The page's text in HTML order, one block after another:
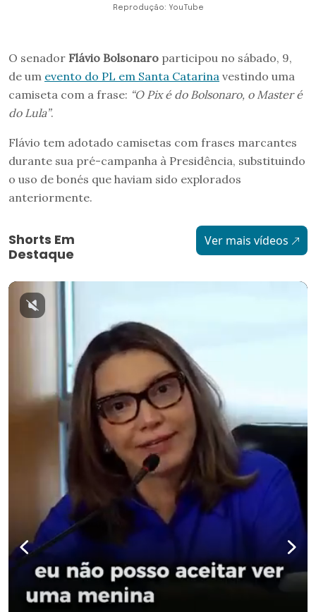
Reprodução: YouTube
O senador Flávio Bolsonaro participou no sábado, 9,
de um evento do PL em Santa Catarina vestindo uma
camiseta com a frase: “O Pix é do Bolsonaro, o Master é
do Lula”.
Flávio tem adotado camisetas com frases marcantes
durante sua pré-campanha à Presidência, substituindo
o uso de bonés que haviam sido explorados
anteriormente.
Shorts Em
Destaque
Ver mais vídeos